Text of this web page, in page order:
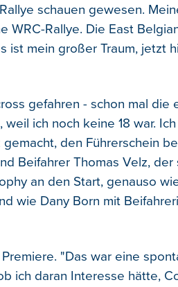
schauen gewesen.
WRC-Rallye. Die East
ist mein großer Traum, jetzt
gefahren - schon mal die
ich noch keine 18 war.
den Führerschein
Beifahrer Thomas Velz, der
an den Start, genauso
wie Dany Born mit
"Das war eine
ich daran Interesse hätte,